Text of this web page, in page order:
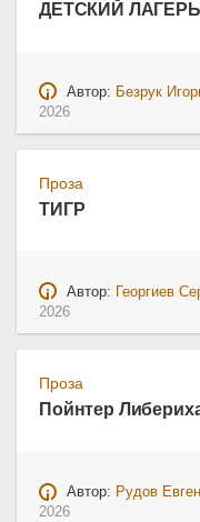
ДЕТСКИЙ ЛАГЕРЬ
Автор: Безрук
2026
Проза
ТИГР
Автор:
Георгиев
2026
Проза
Пойнтер
Автор: Рудов
2026